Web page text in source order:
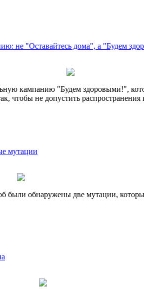
не "Оставайтесь дома", а "Будем
кампанию "Будем здоровыми!",
чтобы не допустить распространения
мутации
были обнаружены две мутации,